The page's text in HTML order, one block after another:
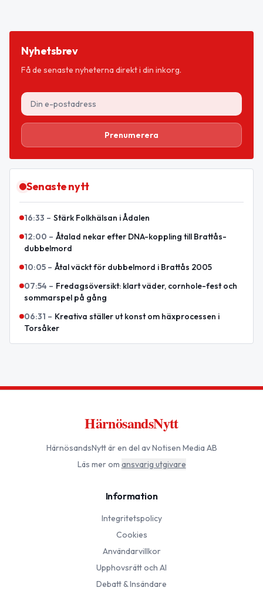
Nyhetsbrev
Få de senaste nyheterna direkt i din inkorg.
Prenumerera
Senaste nytt
16:33 – Stärk Folkhälsan i Ådalen
12:00 – Åtalad nekar efter DNA-koppling till Brattås-
dubbelmord
10:05 – Åtal väckt för dubbelmord i Brattås 2005
07:54 – Fredagsöversikt: klart väder, cornhole-fest och
sommarspel på gång
06:31 – Kreativa ställer ut konst om häxprocessen i
Torsåker
HärnösandsNytt
HärnösandsNyttär en del av Notisen Media AB
Läs mer om ansvarig utgivare
Information
Integritetspolicy
Cookies
Användarvillkor
Upphovsrätt och AI
Debatt & Insändare